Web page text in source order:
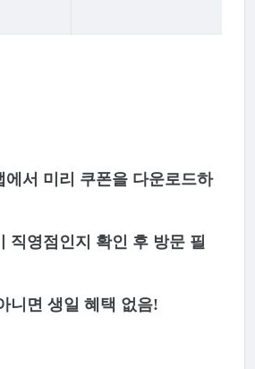
에서 미리 쿠폰을 다운로드하
직영점인지 확인 후 방문 필
니면 생일 혜택 없음!